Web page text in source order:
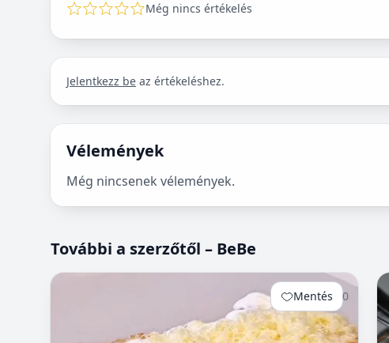
Még nincs értékelés
Jelentkezz be az értékeléshez.
Vélemények
Még nincsenek vélemények.
További a szerzőtől – BeBe
Mentés 0